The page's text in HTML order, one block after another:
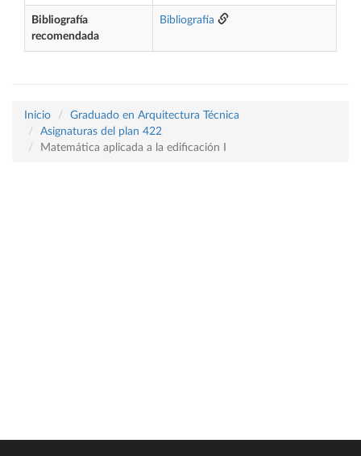
Bibliografía
recomendada
Bibliografía
Inicio
Graduado en Arquitectura Técnica
Asignaturas del plan 422
Matemática aplicada a la edificación I